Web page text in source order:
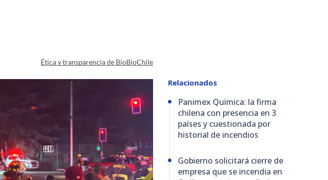
Ética y transparencia de BioBioChile
Relacionados
Panimex Química: la firma
chilena con presencia en 3
países y cuestionada por
historial de incendios
Gobierno solicitará cierre de
empresa que se incendia en